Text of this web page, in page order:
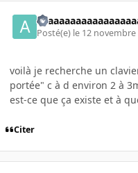
Posté(e) le 12 novembre
voilà je recherche un
portée" c à d environ 2 à
est-ce que ça existe et à
Citer